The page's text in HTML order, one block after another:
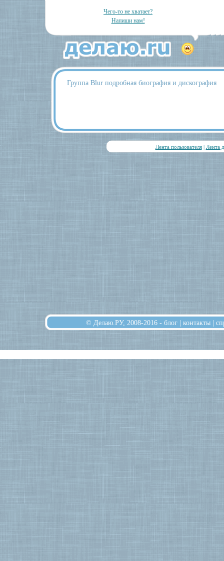
Чего-то не хватает?
Напиши нам!
Группа Blur подробная биография и дискография
Лента пользователя| Лента
© Делаю.РУ, 2008-2016 - блог | контакты |